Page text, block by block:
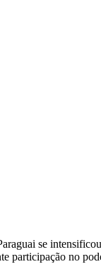
se
participação no